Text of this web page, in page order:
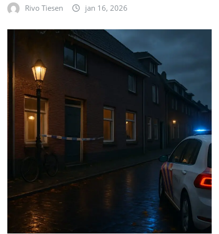
Rivo Tiesen jan 16, 2026